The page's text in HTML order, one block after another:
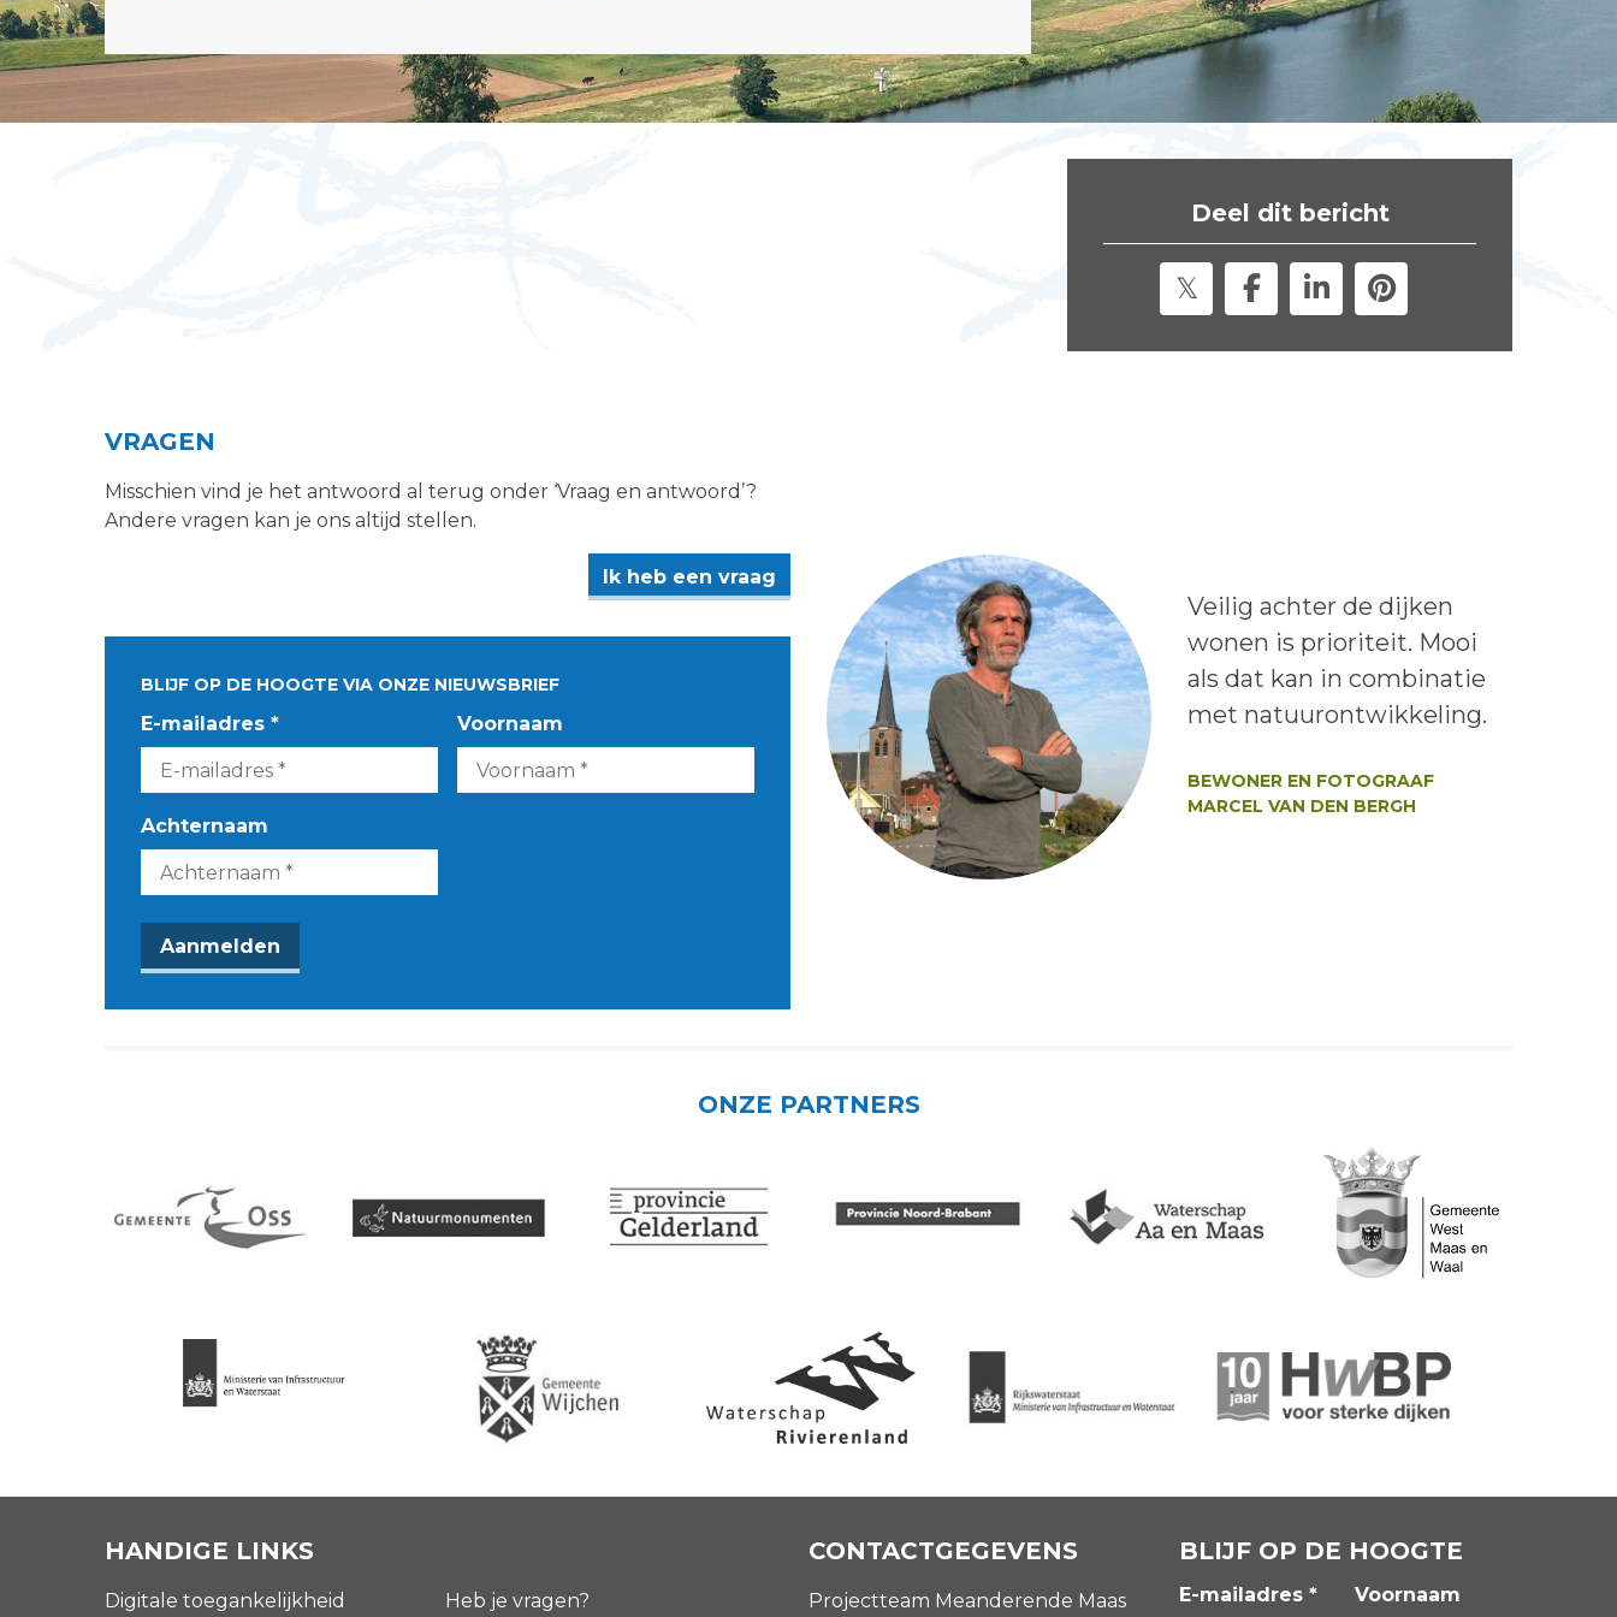
Deel dit bericht
VRAGEN
Misschien vind je het antwoord al terug onder ‘Vraag en antwoord’?
Andere vragen kan je ons altijd stellen.
Ik heb een vraag
BLIJF OP DE HOOGTE VIA ONZE NIEUWSBRIEF
E-mailadres * Voornaam
Achternaam
Lees het bericht:
Veilig achter de dijken
wonen is prioriteit. Mooi
als dat kan in combinatie
met natuurontwikkeling.
BEWONER EN FOTOGRAAF
MARCEL VAN DEN BERGH
ONZE PARTNERS
HANDIGE LINKS
Digitale toegankelijkheid Heb je vragen?
CONTACTGEGEVENS
Projectteam Meanderende Maas
BLIJF OP DE HOOGTE
E-mailadres * Voornaam